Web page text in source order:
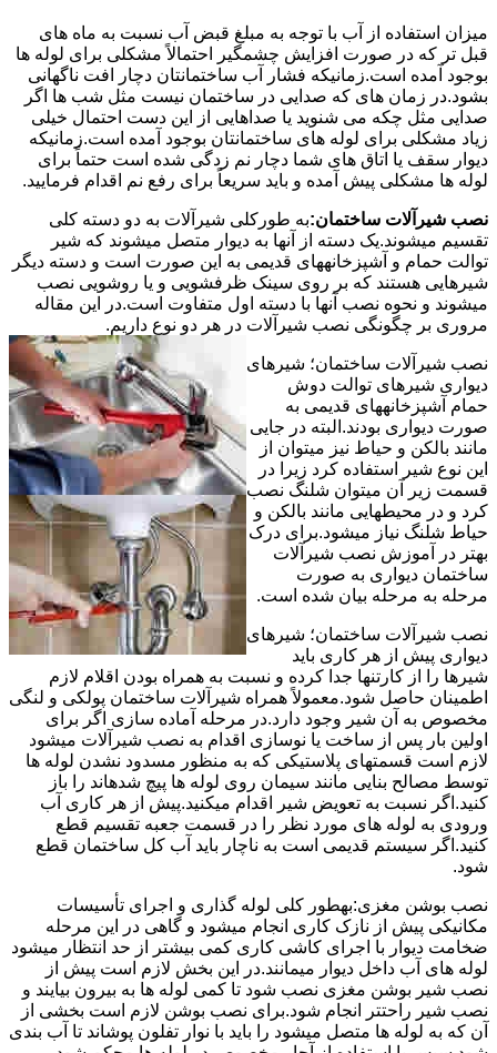
میزان استفاده از آب با توجه به مبلغ قبض آب نسبت به ماه های
قبل تر که در صورت افزایش چشمگیر احتمالاً مشکلی برای لوله ها
بوجود آمده است.زمانیکه فشار آب ساختمانتان دچار افت ناگهانی
بشود.در زمان های که صدایی در ساختمان نیست مثل شب ها اگر
صدایی مثل چکه می شنوید یا صداهایی از این دست احتمال خیلی
زیاد مشکلی برای لوله های ساختمانتان بوجود آمده است.زمانیکه
دیوار سقف یا اتاق های شما دچار نم زدگی شده است حتماً برای
لوله ها مشکلی پیش آمده و باید سریعاً برای رفع نم اقدام فرمایید.
نصب شیرآلات ساختمان:به طورکلی شیرآلات به دو دسته کلی
تقسیم میشوند.یک دسته از آنها به دیوار متصل میشوند که شیر
توالت حمام و آشپزخانههای قدیمی به این صورت است و دسته دیگر
شیرهایی هستند که بر روی سینک ظرفشویی و یا روشویی نصب
میشوند و نحوه نصب آنها با دسته اول متفاوت است.در این مقاله
مروری بر چگونگی نصب شیرآلات در هر دو نوع داریم.
نصب شیرآلات ساختمان؛ شیرهای
دیواری شیرهای توالت دوش
حمام آشپزخانههای قدیمی به
صورت دیواری بودند.البته در جایی
مانند بالکن و حیاط نیز میتوان از
این نوع شیر استفاده کرد زیرا در
قسمت زیر آن میتوان شلنگ نصب
کرد و در محیطهایی مانند بالکن و
حیاط شلنگ نیاز میشود.برای درک
بهتر در آموزش نصب شیرآلات
ساختمان دیواری به صورت
مرحله به مرحله بیان شده است.
نصب شیرآلات ساختمان؛ شیرهای
دیواری پیش از هر کاری باید
شیرها را از کارتنها جدا کرده و نسبت به همراه بودن اقلام لازم
اطمینان حاصل شود.معمولاً همراه شیرآلات ساختمان پولکی و لنگی
مخصوص به آن شیر وجود دارد.در مرحله آماده سازی اگر برای
اولین بار پس از ساخت یا نوسازی اقدام به نصب شیرآلات میشود
لازم است قسمتهای پلاستیکی که به منظور مسدود نشدن لوله ها
توسط مصالح بنایی مانند سیمان روی لوله ها پیچ شدهاند را باز
کنید.اگر نسبت به تعویض شیر اقدام میکنید.پیش از هر کاری آب
ورودی به لوله های مورد نظر را در قسمت جعبه تقسیم قطع
کنید.اگر سیستم قدیمی است به ناچار باید آب کل ساختمان قطع
شود.
نصب بوشن مغزی:بهطور کلی لوله گذاری و اجرای تأسیسات
مکانیکی پیش از نازک کاری انجام میشود و گاهی در این مرحله
ضخامت دیوار با اجرای کاشی کاری کمی بیشتر از حد انتظار میشود
لوله های آب داخل دیوار میمانند.در این بخش لازم است پیش از
نصب شیر بوشن مغزی نصب شود تا کمی لوله ها به بیرون بیایند و
نصب شیر راحتتر انجام شود.برای نصب بوشن لازم است بخشی از
آن که به لوله ها متصل میشود را باید با نوار تفلون پوشاند تا آب بندی